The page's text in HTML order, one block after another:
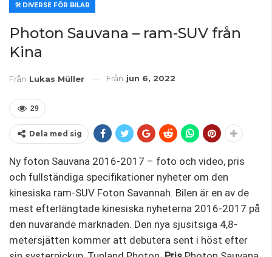
🛠️ DIVERSE FÖR BILAR
Photon Sauvana – ram-SUV från
Kina
Från Lukas Müller Från jun 6, 2022
29
Dela med sig
Ny foton Sauvana 2016-2017 – foto och video, pris
och fullständiga specifikationer nyheter om den
kinesiska ram-SUV Foton Savannah. Bilen är en av de
mest efterlängtade kinesiska nyheterna 2016-2017 på
den nuvarande marknaden. Den nya sjusitsiga 4,8-
metersjätten kommer att debutera sent i höst efter